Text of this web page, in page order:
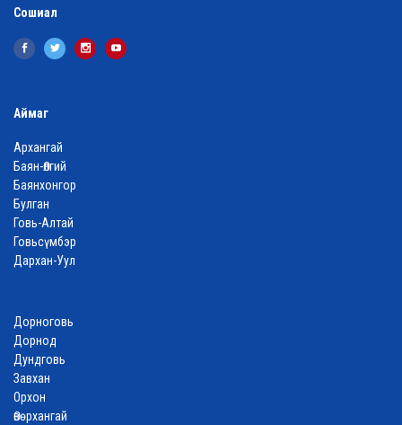
Сошиал
Аймаг
Архангай
Баян-Өлгий
Баянхонгор
Булган
Говь-Алтай
Говьсүмбэр
Дархан-Уул
Дорноговь
Дорнод
Дундговь
Завхан
Орхон
Өвөрхангай